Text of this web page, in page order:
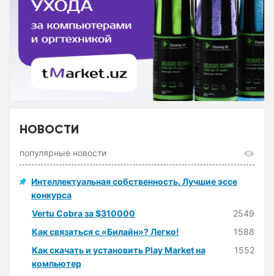
НОВОСТИ
популярные новости
Интеллектуальная собственность. Лучшие эссе
конкурса
Vertu Cobra за $310000
2549
Как связаться с «Билайн»? Легко!
1588
Как скачать и установить Play Market на
компьютер
1552